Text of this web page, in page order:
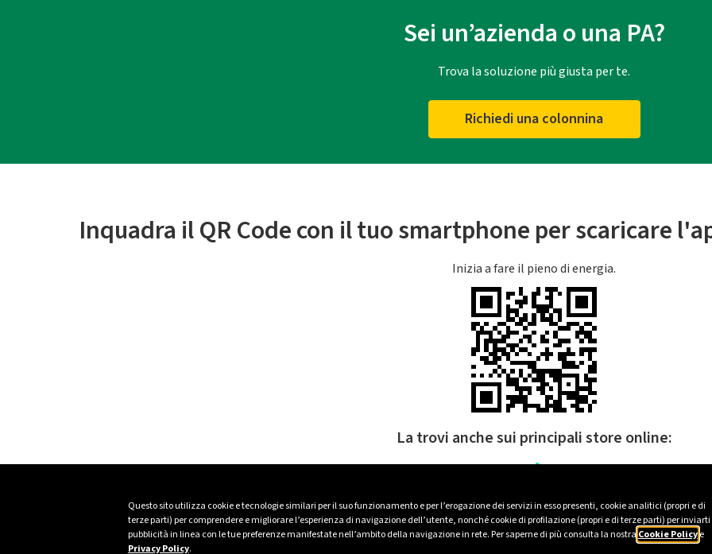
Questo sito utilizza cookie e tecnologie similari per il suo funzionamento e per l’erogazione dei servizi in esso presenti, cookie analitici (propri e di
terze parti) per comprendere e migliorare l’esperienza di navigazione dell’utente, nonché cookie di profilazione (propri e di terze parti) per inviarti
pubblicità in linea con le tue preferenze manifestate nell’ambito della navigazione in rete. Per saperne di più consulta la nostra Cookie Policye
Privacy Policy.
Sei un’azienda o una PA?
Trova la soluzione più giusta per te.
Richiedi una colonnina
Inquadra il QR Code con il tuo smartphone per scaricare
Inizia a fare il pieno di energia.
La trovi anche sui principali store online: